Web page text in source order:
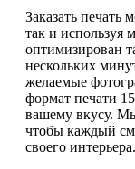
Заказать печать
так и используя
оптимизирован
нескольких
желаемые
формат печати
вашему вкусу.
чтобы каждый
своего интерьера.